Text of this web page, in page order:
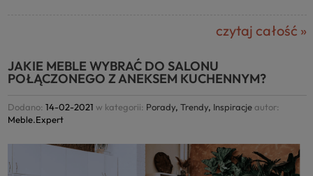
czytaj całość »
JAKIE MEBLE WYBRAĆ DO SALONU
POŁĄCZONEGO Z ANEKSEM KUCHENNYM?
Dodano:14-02-2021 w kategorii: Porady,Trendy, Inspiracje autor:
Meble.Expert